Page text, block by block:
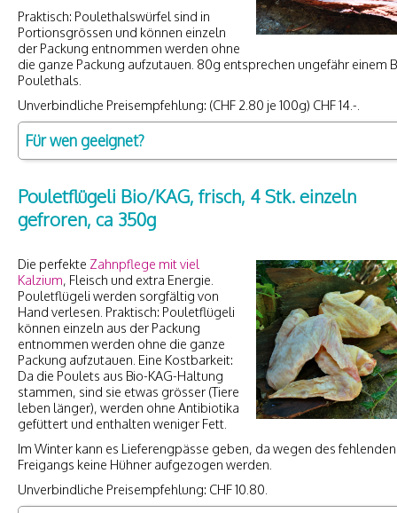
Praktisch: Poulethalswürfel sind in
Portionsgrössen und können einzeln
der Packung entnommen werden ohne
die ganze Packung aufzutauen. 80g entsprechen ungefähr einem
Poulethals.
Unverbindliche Preisempfehlung: (CHF 2.80 je 100g) CHF 14.-.
Für wen geeignet?
Pouletflügeli Bio/KAG, frisch, 4 Stk. einzeln
gefroren, ca 350g
Die perfekte Zahnpflege mit viel
Kalzium, Fleisch und extra Energie.
Pouletflügeli werden sorgfältig von
Hand verlesen. Praktisch: Pouletflügeli
können einzeln aus der Packung
entnommen werden ohne die ganze
Packung aufzutauen. Eine Kostbarkeit:
Da die Poulets aus Bio-KAG-Haltung
stammen, sind sie etwas grösser (Tiere
leben länger), werden ohne Antibiotika
gefüttert und enthalten weniger Fett.
Im Winter kann es Lieferengpässe geben, da wegen des fehlenden
Freigangs keine Hühner aufgezogen werden.
Unverbindliche Preisempfehlung: CHF 10.80.